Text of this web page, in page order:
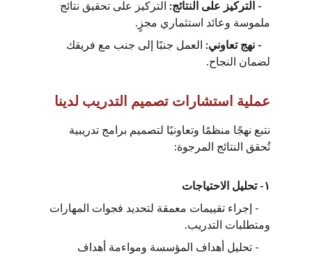
التركيز على تحقيق نتائج
ملموسة وعائد استثماري مجزٍ.
العمل جنبًا إلى جنب مع فريقك
لضمان النجاح.
عملية استشارات تصميم التدريب لدينا
نتبع نهجًا منظمًا وتعاونيًا لتصميم برامج تدريبية
تُحقق النتائج المرجوة:
١- تحليل الاحتياجات
    - إجراء تقييمات معمقة لتحديد فجوات المهارات
ومتطلبات التدريب.
    - تحليل أهداف المؤسسة ومواءمة أهداف